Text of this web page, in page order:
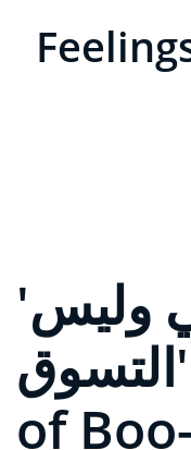
'التبني وليس
التسوق': The Tails
of